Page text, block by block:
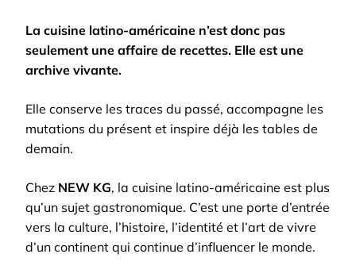
La cuisine latino-américaine n’est donc pas
seulement une affaire de recettes. Elle est une
archive vivante.
Elle conserve les traces du passé, accompagne les
mutations du présent et inspire déjà les tables de
demain.
Chez NEW KG, la cuisine latino-américaine est plus
qu’un sujet gastronomique. C’est une porte d’entrée
vers la culture, l’histoire, l’identité et l’art de vivre
d’un continent qui continue d’influencer le monde.